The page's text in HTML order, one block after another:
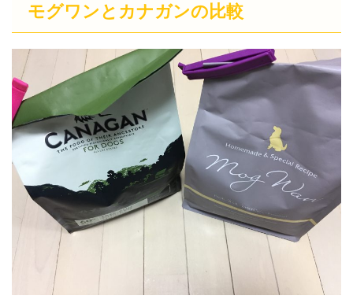
モグワンとカナガンの比較